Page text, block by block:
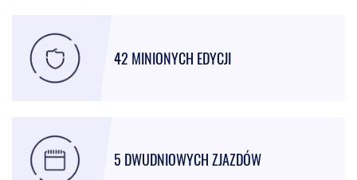
42 MINIONYCH EDYCJI
5 DWUDNIOWYCH ZJAZDÓW